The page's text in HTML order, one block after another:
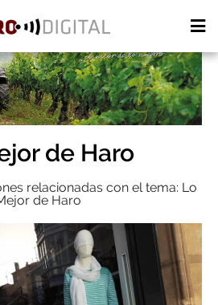
de Haro
relacionadas con el tema: Lo
de Haro